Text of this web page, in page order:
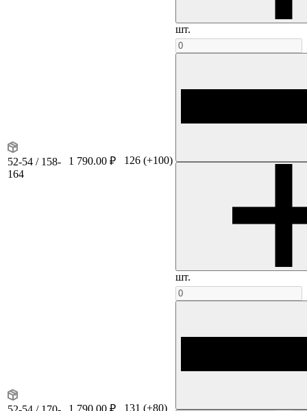
шт.
52-54 / 158-
164
1 790.00 ₽ 126 (+100)
шт.
1 790.00 ₽ 131 (+80)